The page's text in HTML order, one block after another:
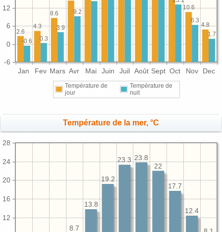
Jan Fev Mars Avr Mai Juin Juil Août Sept Oct Nov Dec
-6
0
6
12
4.8
10.6
8.6
4.3
2.6 1.7
6.3
9.2
3.9
0.3
-0.6
Température de
jour
Température de
nuit
Température de la mer, °C
12
16
20
24
28
12.4
17.7
22
23.8
23.3
19.2
13.8
8.7